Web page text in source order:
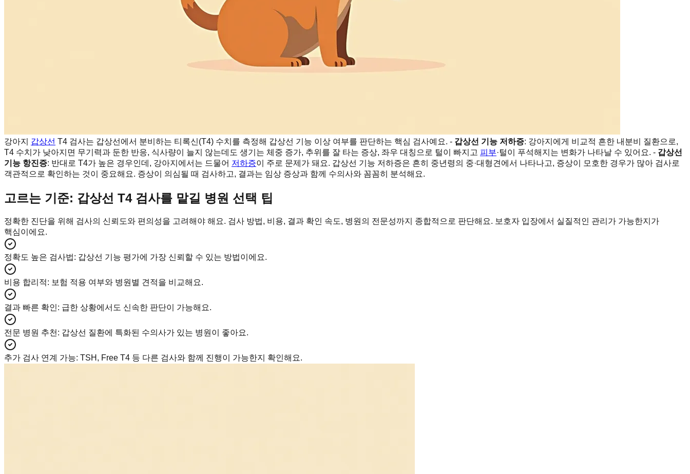
강아지 갑상선 T4 검사는 갑상선에서 분비하는 티록신(T4) 수치를 측정해 갑상선 기능 이상 여부를 판단하는 핵심 검사예요. - 갑상선 기능 저하증: 강아지에게 비교적 흔한 내분비 질환으로,
T4 수치가 낮아지면 무기력과 둔한 반응, 식사량이 늘지 않는데도 생기는 체중 증가, 추위를 잘 타는 증상, 좌우 대칭으로 털이 빠지고 피부·털이 푸석해지는 변화가 나타날 수 있어요. - 갑상선
기능 항진증: 반대로 T4가 높은 경우인데, 강아지에서는 드물어 저하증이 주로 문제가 돼요. 갑상선 기능 저하증은 흔히 중년령의 중·대형견에서 나타나고, 증상이 모호한 경우가 많아 검사로
객관적으로 확인하는 것이 중요해요. 증상이 의심될 때 검사하고, 결과는 임상 증상과 함께 수의사와 꼼꼼히 분석해요.
고르는 기준: 갑상선 T4 검사를 맡길 병원 선택 팁
정확한 진단을 위해 검사의 신뢰도와 편의성을 고려해야 해요. 검사 방법, 비용, 결과 확인 속도, 병원의 전문성까지 종합적으로 판단해요. 보호자 입장에서 실질적인 관리가 가능한지가
핵심이에요.
정확도 높은 검사법: 갑상선 기능 평가에 가장 신뢰할 수 있는 방법이에요.
비용 합리적: 보험 적용 여부와 병원별 견적을 비교해요.
결과 빠른 확인: 급한 상황에서도 신속한 판단이 가능해요.
전문 병원 추천: 갑상선 질환에 특화된 수의사가 있는 병원이 좋아요.
추가 검사 연계 가능: TSH, Free T4 등 다른 검사와 함께 진행이 가능한지 확인해요.